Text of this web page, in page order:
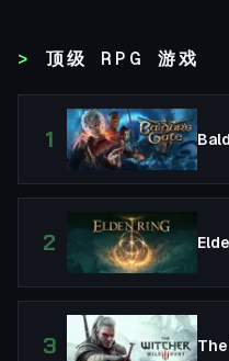
顶级 RPG 游戏
1
2
3